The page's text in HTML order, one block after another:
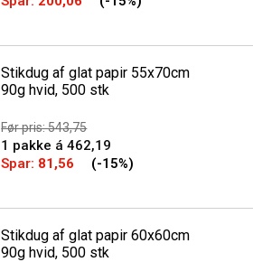
Stikdug af glat papir 55x70cm
90g hvid, 500 stk
Før pris: 543,75
1 pakke á 462,19
Spar: 81,56 (-15%)
Stikdug af glat papir 60x60cm
90g hvid, 500 stk